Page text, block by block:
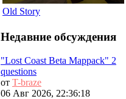
Old Story
Недавние обсуждения
"Lost Coast Beta Mappack" 2
questions
от T-braze
06 Авг 2026, 22:36:18